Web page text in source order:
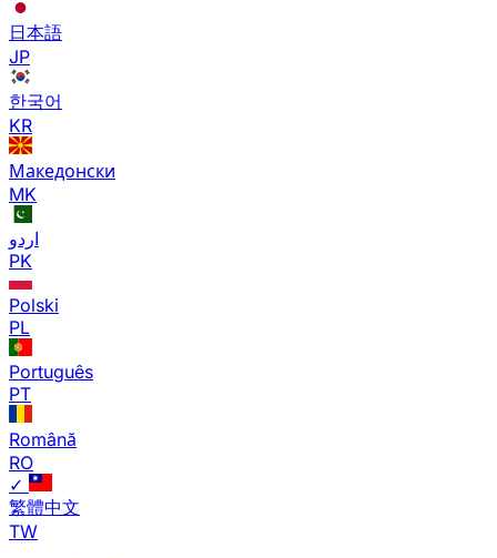
日本語
JP
한국어
KR
Македонски
MK
اردو
PK
Polski
PL
Português
PT
Română
RO
✓
繁體中文
TW